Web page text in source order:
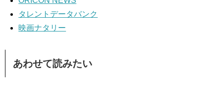
タレントデータバンク
映画ナタリー
あわせて読みたい